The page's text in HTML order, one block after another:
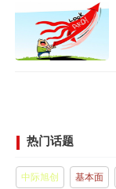
热门话题
中际旭创 基本面